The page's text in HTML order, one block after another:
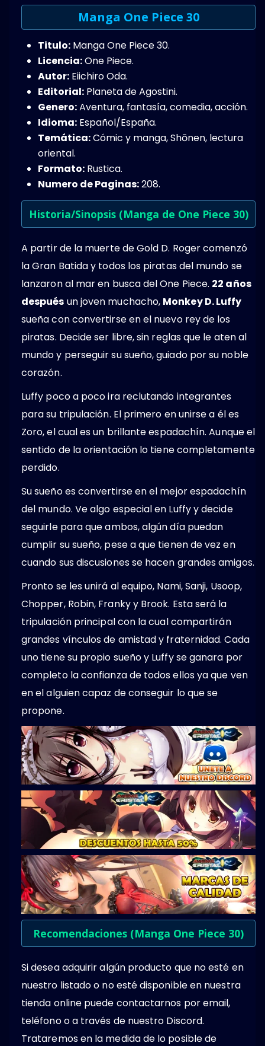
Manga One Piece 30
Titulo: Manga One Piece 30.
Licencia:One Piece.
Autor: Eiichiro Oda.
Editorial: Planeta de Agostini.
Genero:Aventura,​ fantasía, comedia, acción​.
Idioma: Español/España.
Temática:Cómic y manga, Shōnen, lectura
oriental.
Formato: Rustica.
Numero de Paginas:208.
Historia/Sinopsis (Manga de One Piece 30)
A partir de la muerte de Gold D. Roger comenzó
la Gran Batida y todos los piratas del mundo se
lanzaron al mar en busca del One Piece. 22 años
después un joven muchacho, Monkey D. Luffy
sueña con convertirse en el nuevo rey de los
piratas. Decide ser libre, sin reglas que le aten al
mundo y perseguir su sueño, guiado por su noble
corazón.
Luffy poco a poco ira reclutando integrantes
para su tripulación. El primero en unirse a él es
Zoro, el cual es un brillante espadachín. Aunque el
sentido de la orientación lo tiene completamente
perdido.
Su sueño es convertirse en el mejor espadachín
del mundo. Ve algo especial en Luffy y decide
seguirle para que ambos, algún día puedan
cumplir su sueño, pese a que tienen de vez en
cuando sus discusiones se hacen grandes amigos.
Pronto se les unirá al equipo, Nami, Sanji, Usoop,
Chopper, Robin, Franky y Brook. Esta será la
tripulación principal con la cual compartirán
grandes vínculos de amistad y fraternidad. Cada
uno tiene su propio sueño y Luffy se ganara por
completo la confianza de todos ellos ya que ven
en el alguien capaz de conseguir lo que se
propone.
Recomendaciones (Manga One Piece 30)
Si desea adquirir algún producto que no esté en
nuestro listado o no esté disponible en nuestra
tienda online puede contactarnos por email,
teléfono o a través de nuestro Discord.
Trataremos en la medida de lo posible de